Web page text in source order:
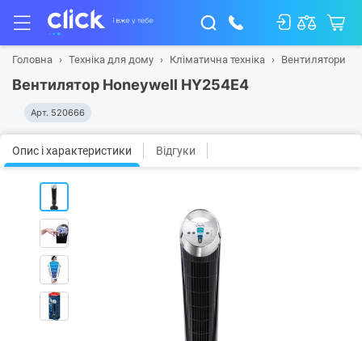
Головна Техніка для дому Кліматична техніка Вентилятори
Вентилятор Honeywell HY254E4
Арт. 520666
Опис і характеристики Відгуки